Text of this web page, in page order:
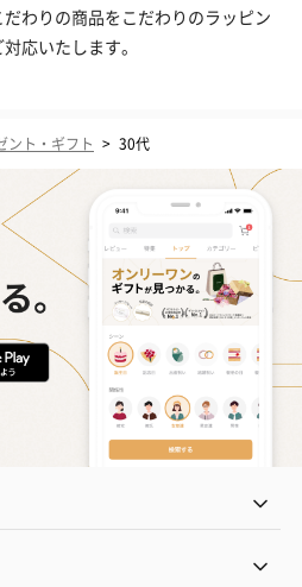
わりの商品をこだわりのラッピン
応いたします。
ント・ギフト > 30代